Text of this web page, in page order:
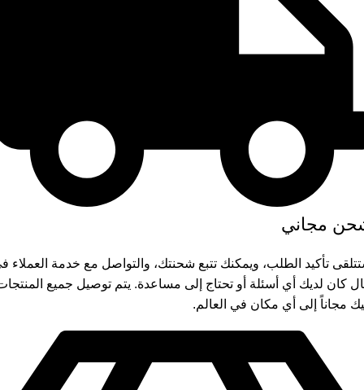
مجاني
تأكيد الطلب، ويمكنك تتبع شحنتك، والتواصل مع خدمة العملاء
كان لديك أي أسئلة أو تحتاج إلى مساعدة. يتم توصيل جميع
مجاناً إلى أي مكان في العالم.